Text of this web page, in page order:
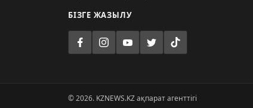
БІЗГЕ ЖАЗЫЛУ
© 2026. KZNEWS.KZ ақпарат агенттігі